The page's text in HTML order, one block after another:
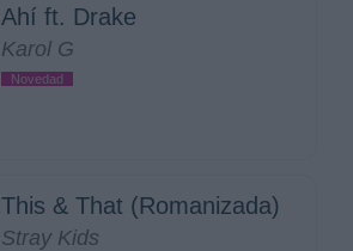
Ahí ft. Drake
Karol G
Novedad
This & That (Romanizada)
Stray Kids